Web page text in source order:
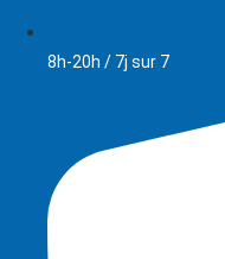
8h-20h / 7j sur 7